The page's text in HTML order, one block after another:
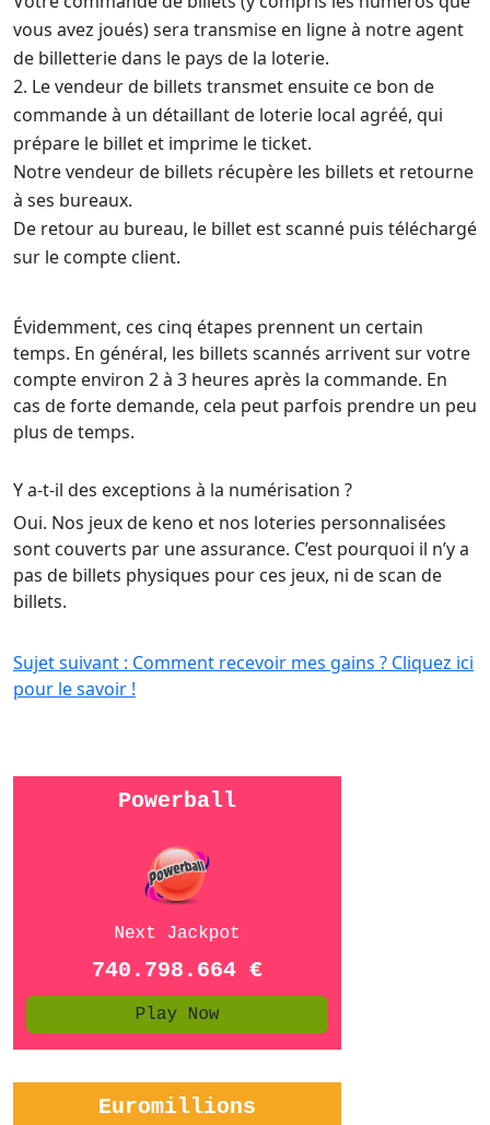
vous avez joués) sera transmise en ligne à notre agent
de billetterie dans le pays de la loterie.
Le vendeur de billets transmet ensuite ce bon de
commande à un détaillant de loterie local agréé, qui
prépare le billet et imprime le ticket.
Notre vendeur de billets récupère les billets et retourne
à ses bureaux.
De retour au bureau, le billet est scanné puis téléchargé
sur le compte client.
Évidemment, ces cinq étapes prennent un certain
temps. En général, les billets scannés arrivent sur votre
compte environ 2 à 3 heures après la commande. En
cas de forte demande, cela peut parfois prendre un peu
plus de temps.
Y a-t-il des exceptions à la numérisation ?
Oui. Nos jeux de keno et nos loteries personnalisées
sont couverts par une assurance. C’est pourquoi il n’y a
pas de billets physiques pour ces jeux, ni de scan de
billets.
Sujet suivant : Comment recevoir mes gains ? Cliquez ici
pour le savoir !